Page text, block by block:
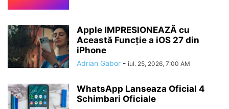
Apple IMPRESIONEAZĂ cu
Această Funcție a iOS 27 din
iPhone
Adrian Gabor - iul. 25, 2026, 7:00 AM
WhatsApp Lanseaza Oficial 4
Schimbari Oficiale